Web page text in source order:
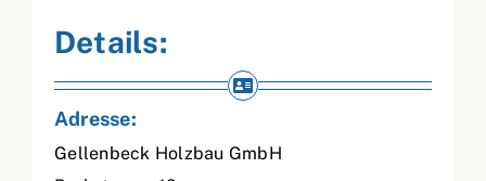
Details:
Adresse:
Gellenbeck Holzbau GmbH